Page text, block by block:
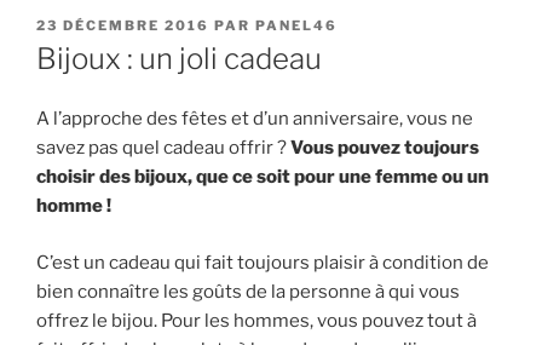
PUBLIÉ
LE
23 DÉCEMBRE 2016 PAR PANEL46
Bijoux : un joli cadeau
A l’approche des fêtes et d’un anniversaire, vous ne
savez pas quel cadeau offrir ?Vous pouvez toujours
choisir des bijoux, que ce soit pour une femme ou un
homme !
C’est un cadeau qui fait toujours plaisir à condition de
bien connaître les goûts de la personne à qui vous
offrez le bijou. Pour les hommes, vous pouvez tout à